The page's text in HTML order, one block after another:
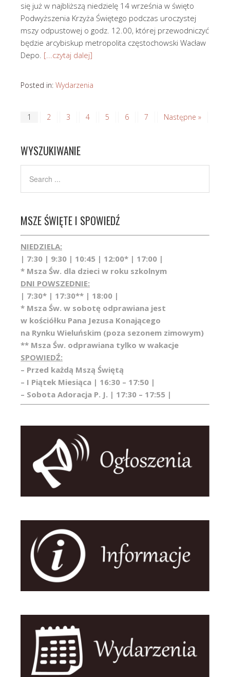
się już w najbliższą niedzielę 14 września w święto
Podwyższenia Krzyża Świętego podczas uroczystej
mszy odpustowej o godz. 12.00, której przewodniczyć
będzie arcybiskup metropolita częstochowski Wacław
Depo. [...czytaj dalej]
Posted in: Wydarzenia
1 2 3 4 5 6 7 Następne »
WYSZUKIWANIE
MSZE ŚWIĘTE I SPOWIEDŹ
NIEDZIELA:
| 7:30 | 9:30 | 10:45 | 12:00* | 17:00 |
* Msza Św. dla dzieci w roku szkolnym
DNI POWSZEDNIE:
| 7:30* | 17:30** | 18:00 |
* Msza Św. w sobotę odprawiana jest
w kościółku Pana Jezusa Konającego
na Rynku Wieluńskim (poza sezonem zimowym)
** Msza Św. odprawiana tylko w wakacje
SPOWIEDŹ:
– Przed każdą Mszą Świętą
– I Piątek Miesiąca | 16:30 – 17:50 |
– Sobota Adoracja P. J. | 17:30 – 17:55 |